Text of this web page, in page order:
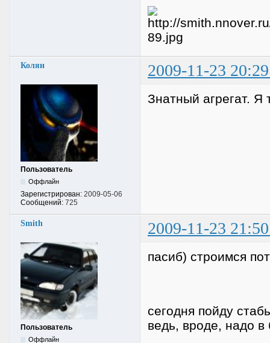
Колян 2009-11-23
Пользователь
Оффлайн
Зарегистрирован: 2009-05-06
Сообщений: 725
Знатный агрегат.
Smith 2009-11-23
Пользователь
Оффлайн
пасиб) строимся
сегодня пойду
ведь, вроде, надо в